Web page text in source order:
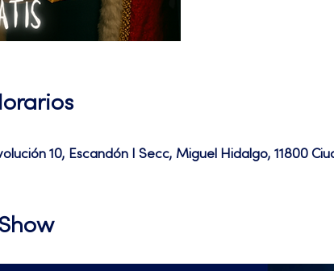
10, Escandón I Secc, Miguel Hidalgo, 11800